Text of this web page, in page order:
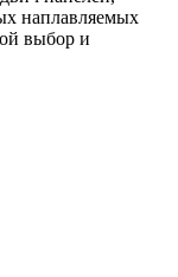
наплавляемых
выбор и